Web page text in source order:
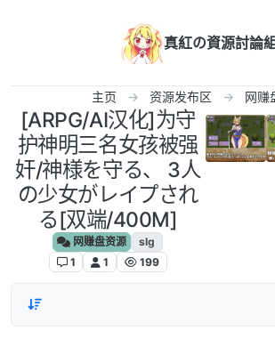
真紅の資源討論
主页 资源发布区 网赚
[ARPG/AI汉化]为守
护神明三名女孩被强
奸/神様を守る、 3人
の少女がレイプされ
る[双端/400M]
网赚盘资源
slg
1
1 199